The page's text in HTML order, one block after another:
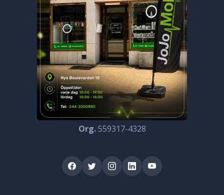
Org.559317-4328